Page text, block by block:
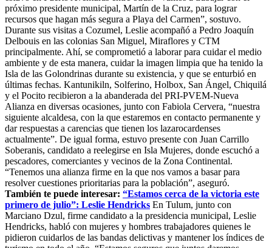
próximo presidente municipal, Martín de la Cruz, para lograr
recursos que hagan más segura a Playa del Carmen”, sostuvo.
Durante sus visitas a Cozumel, Leslie acompañó a Pedro Joaquín
Delbouis en las colonias San Miguel, Miraflores y CTM
principalmente. Ahí, se comprometió a laborar para cuidar el medio
ambiente y de esta manera, cuidar la imagen limpia que ha tenido la
Isla de las Golondrinas durante su existencia, y que se enturbió en
últimas fechas. Kantunikiln, Solferino, Holbox, San Ángel, Chiquilá
y el Pocito recibieron a la abanderada del PRI-PVEM-Nueva
Alianza en diversas ocasiones, junto con Fabiola Cervera, “nuestra
siguiente alcaldesa, con la que estaremos en contacto permanente y
dar respuestas a carencias que tienen los lazarocardenses
actualmente”. De igual forma, estuvo presente con Juan Carrillo
Soberanis, candidato a reelegirse en Isla Mujeres, donde escuchó a
pescadores, comerciantes y vecinos de la Zona Continental.
“Tenemos una alianza firme en la que nos vamos a basar para
resolver cuestiones prioritarias para la población”, aseguró.
También te puede interesar: “Estamos cerca de la victoria este
primero de julio”: Leslie Hendricks En Tulum, junto con
Marciano Dzul, firme candidato a la presidencia municipal, Leslie
Hendricks, habló con mujeres y hombres trabajadores quienes le
pidieron cuidarlos de las bandas delictivas y mantener los índices de